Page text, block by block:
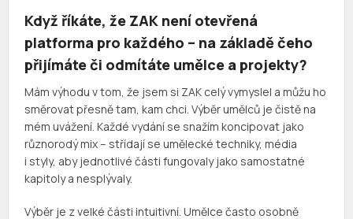
Když říkáte, že ZAK není otevřená
platforma pro každého – na základě čeho
přijímáte či odmítáte umělce a projekty?
Mám výhodu v tom, že jsem si ZAK celý vymyslel a můžu ho
směrovat přesně tam, kam chci. Výběr umělců je čistě na
mém uvážení. Každé vydání se snažím koncipovat jako
různorodý mix – střídají se umělecké techniky, média
i styly, aby jednotlivé části fungovaly jako samostatné
kapitoly a nesplývaly.
Výběr je z velké části intuitivní. Umělce často osobně